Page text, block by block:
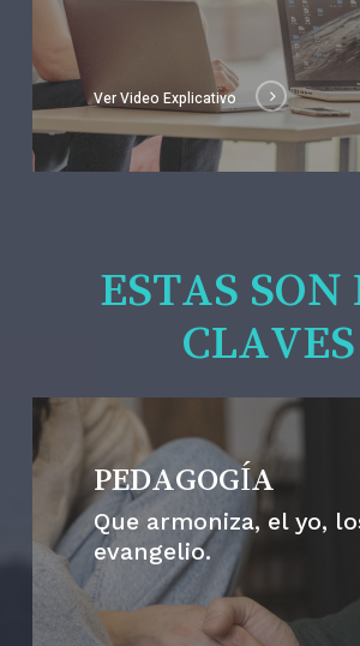
Ver Video Explicativo
ESTAS SON
CLAVES
PEDAGOGÍA
Que armoniza, el yo,
evangelio.